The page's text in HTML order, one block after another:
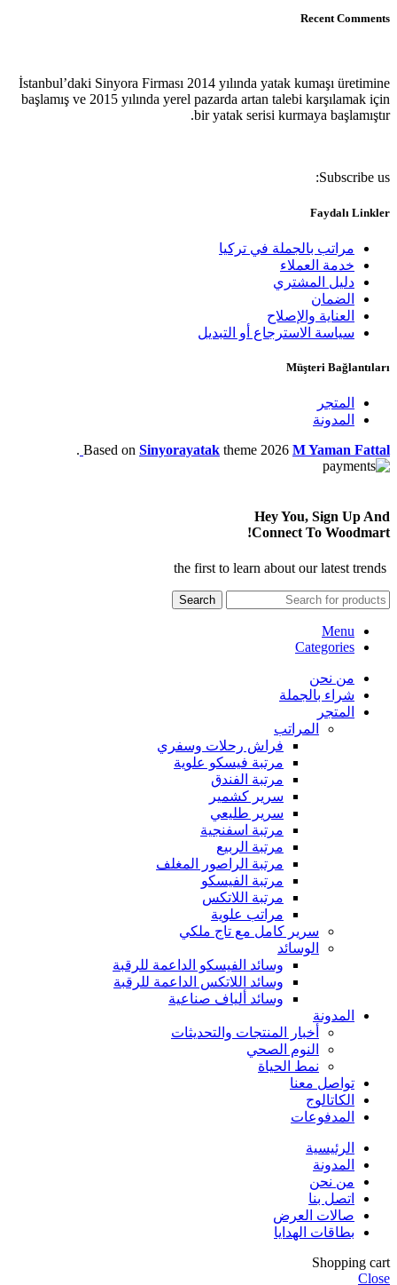
Recent Comments
İstanbul’daki Sinyora Firması 2014 yılında yatak kumaşı üretimine
başlamış ve 2015 yılında yerel pazarda artan talebi karşılamak için
bir yatak serisi kurmaya başlamıştır.
Subscribe us:
Faydalı Linkler
مراتب بالجملة في تركيا
خدمة العملاء
دليل المشتري
الضمان
العناية والإصلاح
‏سياسة الاسترجاع أو التبديل
Müşteri Bağlantıları
المتجر
المدونة
Based on Sinyorayatak theme 2026 M Yaman Fattal
.
Hey You, Sign Up And
Connect To Woodmart!
Search
Menu
Categories
من نحن
شراء بالجملة
المتجر
المراتب
فراش رحلات وسفري
مرتبة فيسكو علوية
مرتبة الفندق
سرير كشمير
سرير طليعي
مرتبة اسفنجية
مرتبة الربيع
مرتبة الراصور المغلف
مرتبة الفيسكو
مرتبة اللاتكس
مراتب علوية
سرير كامل مع تاج ملكي
الوسائد
وسائد الفيسكو الداعمة للرقبة
وسائد اللاتكس الداعمة للرقبة
وسائد ألياف صناعية
المدونة
أخبار المنتجات والتحديثات
النوم الصحي
نمط الحياة
تواصل معنا
الكاتالوج
المدفوعات
الرئيسية
المدونة
من نحن
اتصل بنا
صالات العرض
بطاقات الهدايا
Shopping cart
Close